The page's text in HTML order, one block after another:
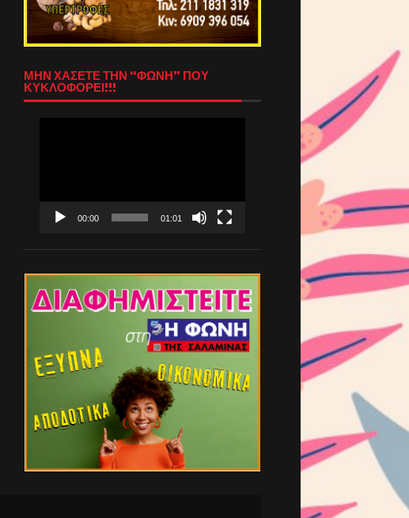
ΜΗΝ ΧΑΣΕΤΕ ΤΗΝ “ΦΩΝΗ” ΠΟΥ
ΚΥΚΛΟΦΟΡΕΙ!!!
00:00 01:01